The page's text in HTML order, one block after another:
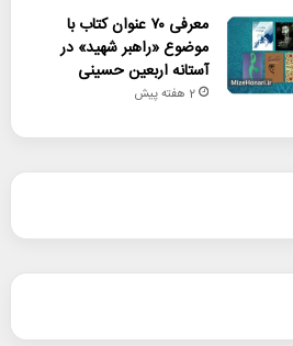
معرفی ۷۰ عنوان کتاب با
موضوع «راهبر شهید» در
آستانه اربعین حسینی
2 هفته پیش